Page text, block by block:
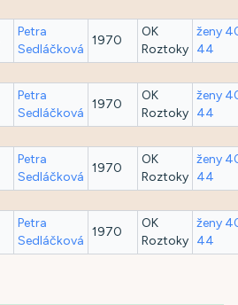
Petra
Sedláčková
1970
OK
Roztoky
ženy
44
Petra
Sedláčková
1970
OK
Roztoky
ženy
44
Petra
Sedláčková
1970
OK
Roztoky
ženy
44
Petra
Sedláčková
1970
OK
Roztoky
ženy
44